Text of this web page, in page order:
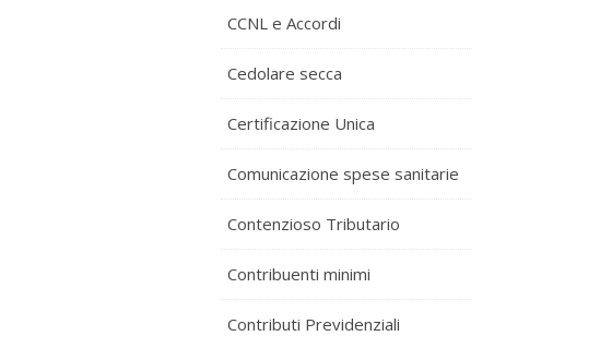
CCNL e Accordi
Cedolare secca
Certificazione Unica
Comunicazione spese sanitarie
Contenzioso Tributario
Contribuenti minimi
Contributi Previdenziali